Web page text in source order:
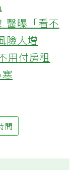
醫曝「看不
險大增
用付房租
間